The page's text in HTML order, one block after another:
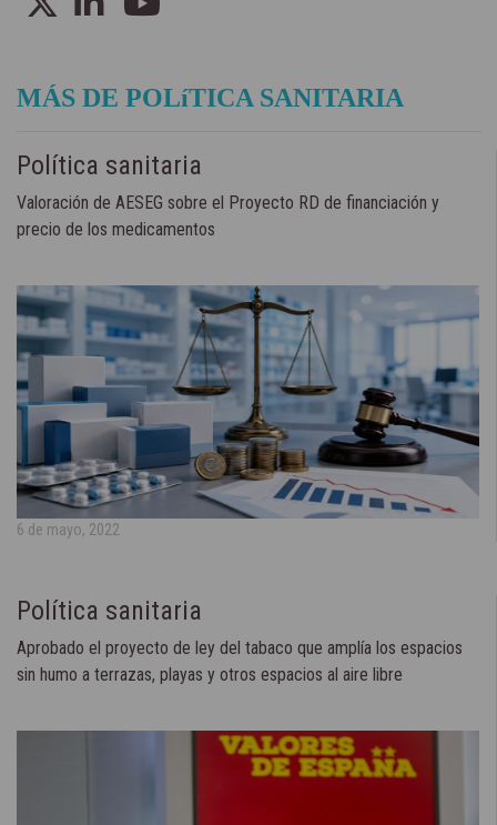
MÁS DE POLíTICA SANITARIA
Política sanitaria
Valoración de AESEG sobre el Proyecto RD de financiación y
precio de los medicamentos
6 de mayo, 2022
Política sanitaria
Aprobado el proyecto de ley del tabaco que amplía los espacios
sin humo a terrazas, playas y otros espacios al aire libre